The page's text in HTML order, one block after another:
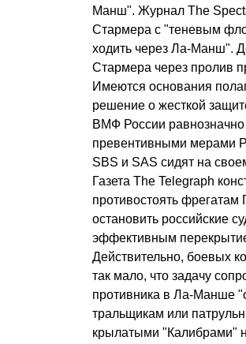
Манш". Журнал The
Стармера с "теневым
ходить через Ла-Манш".
Стармера через пролив
Имеются основания
решение о жесткой
ВМФ России
превентивными мерами
SBS и SAS сидят на
Газета The Telegraph
противостоять
остановить российские
эффективным
Действительно, боевых
так мало, что задачу
противника в Ла-Манше
тральщикам или
крылатыми "Калибрами"